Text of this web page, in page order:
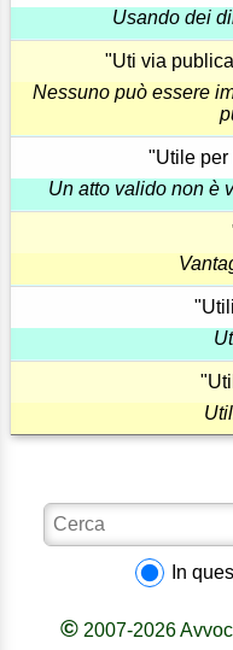
Usando dei
"Uti via
Nessuno può essere
"Utile per
Un atto valido non è
In
©2007-2026